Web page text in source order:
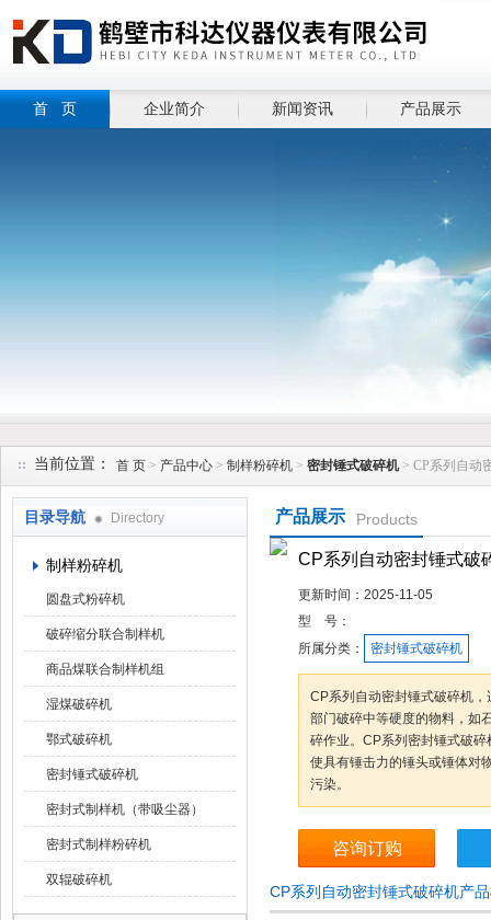
首 页 企业简介 新闻资讯 产品展示
当前位置： 首 页 > 产品中心 > 制样粉碎机 > 密封锤式破碎机> CP系列自动
目录导航 Directory
制样粉碎机
圆盘式粉碎机
破碎缩分联合制样机
商品煤联合制样机组
湿煤破碎机
鄂式破碎机
密封锤式破碎机
密封式制样机（带吸尘器）
密封式制样粉碎机
双辊破碎机
产品展示 Products
CP系列自动密封锤式破
更新时间： 2025-11-05
型 号：
所属分类：
密封锤式破碎机
CP系列自动密封锤式破碎机
部门破碎中等硬度的物料，如
碎作业。CP系列密封锤式破
使具有锤击力的锤头或锤体对
污染。
咨询订购
CP系列自动密封锤式破碎机产